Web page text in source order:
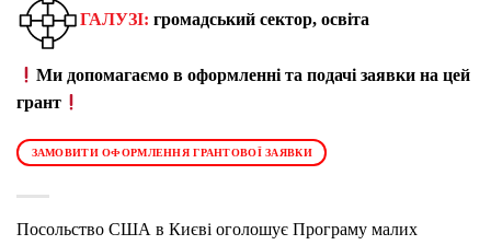
ГАЛУЗІ: громадський сектор, освіта
Ми допомагаємо в оформленні та подачі заявки на цей
грант
ЗАМОВИТИ ОФОРМЛЕННЯ ГРАНТОВОЇ ЗАЯВКИ
Посольство США в Києві оголошує Програму малих